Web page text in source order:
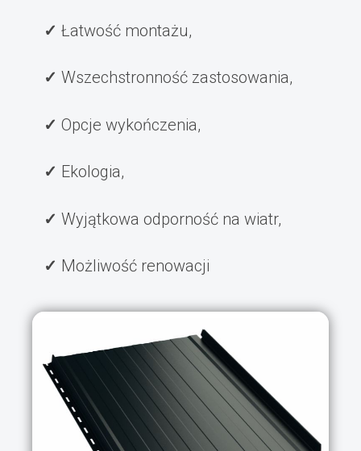
Łatwość montażu,
Wszechstronność zastosowania,
Opcje wykończenia,
Ekologia,
Wyjątkowa odporność na wiatr,
Możliwość renowacji